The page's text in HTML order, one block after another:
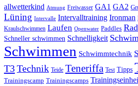
allwetterkind Atmung Freiwasser GA1 GA2
Lüning Intervalle Intervalltraining Ironman
Kraulschwimmen Laufen Openwater Paddles
Schneller schwimmen Schnelligkeit
Schwimmen Schwimmtechnik
T3Technik Teide Teneriffa Test Tipps
Trainingscamp Trainingscamps